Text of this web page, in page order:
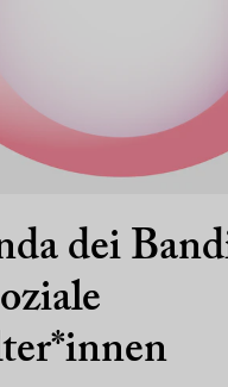
dei